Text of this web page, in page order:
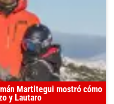
Martitegui mostró cómo
y Lautaro